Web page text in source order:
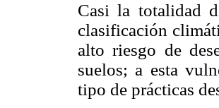
Casi la totalidad
clasificación
alto riesgo de
suelos; a esta
tipo de prácticas